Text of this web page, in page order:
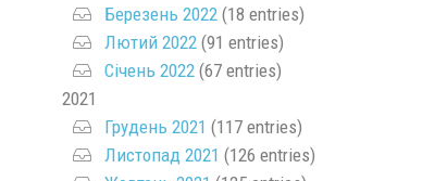
Березень 2022(18 entries)
Лютий 2022(91 entries)
Січень 2022(67 entries)
2021
Грудень 2021 (117 entries)
Листопад 2021 (126 entries)